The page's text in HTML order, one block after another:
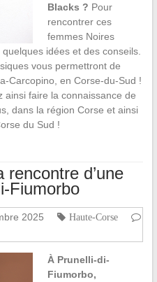
Blacks ? Pour
rencontrer ces
femmes Noires
idées et des conseils.
vous permettront de
Carcopino, en Corse-du-Sud !
ainsi faire la connaissance de
dans la région Corse et ainsi
du Sud !
d’une
Fiumorbo
2025
Haute-Corse
À Prunelli-di-
Fiumorbo,